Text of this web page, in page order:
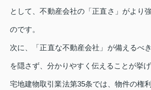
として、不動産会社の「正直さ」がより
のです。
次に、「正直な不動産会社」が備えるべ
を隠さず、分かりやすく伝えることが挙げ
宅地建物取引業法第35条では、物件の権